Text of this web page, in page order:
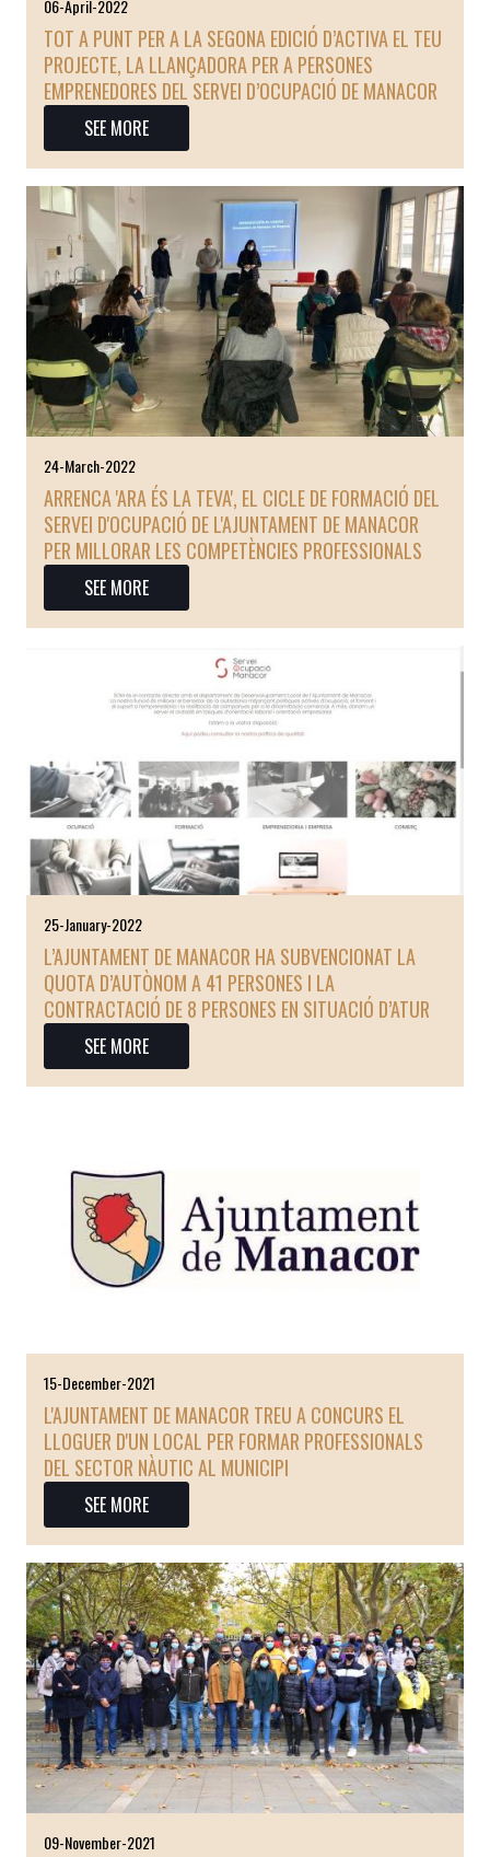
06-April-2022
TOT A PUNT PER A LA SEGONA EDICIÓ D’ACTIVA EL TEU
PROJECTE, LA LLANÇADORA PER A PERSONES
EMPRENEDORES DEL SERVEI D’OCUPACIÓ DE MANACOR
SEE MORE
24-March-2022
ARRENCA 'ARA ÉS LA TEVA', EL CICLE DE FORMACIÓ DEL
SERVEI D'OCUPACIÓ DE L'AJUNTAMENT DE MANACOR
PER MILLORAR LES COMPETÈNCIES PROFESSIONALS
SEE MORE
25-January-2022
L’AJUNTAMENT DE MANACOR HA SUBVENCIONAT LA
QUOTA D’AUTÒNOM A 41 PERSONES I LA
CONTRACTACIÓ DE 8 PERSONES EN SITUACIÓ D’ATUR
SEE MORE
15-December-2021
L'AJUNTAMENT DE MANACOR TREU A CONCURS EL
LLOGUER D'UN LOCAL PER FORMAR PROFESSIONALS
DEL SECTOR NÀUTIC AL MUNICIPI
SEE MORE
09-November-2021